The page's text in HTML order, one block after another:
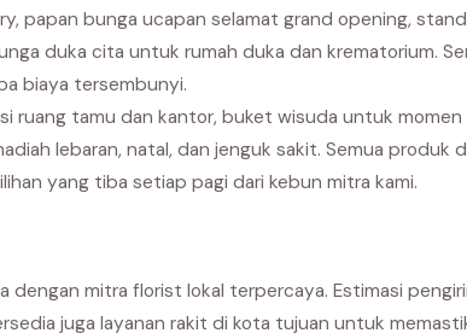
papan bunga ucapan selamat grand opening,
duka cita untuk rumah duka dan krematorium.
biaya tersembunyi.
ruang tamu dan kantor, buket wisuda untuk momen
lebaran, natal, dan jenguk sakit. Semua produk
yang tiba setiap pagi dari kebun mitra kami.
dengan mitra florist lokal terpercaya. Estimasi
juga layanan rakit di kota tujuan untuk